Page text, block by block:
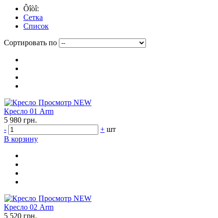
Предоплата, сроки, согласования предварительных и
подтверждения платежа, Вы получите ссылку и сможет
Ôîòî:
Сетка
Список
Сортировать по
Просмотр NEW
Кресло 01 Arm
5 980 грн.
-
+ шт
В корзину
Просмотр NEW
Кресло 02 Arm
5 520 грн.